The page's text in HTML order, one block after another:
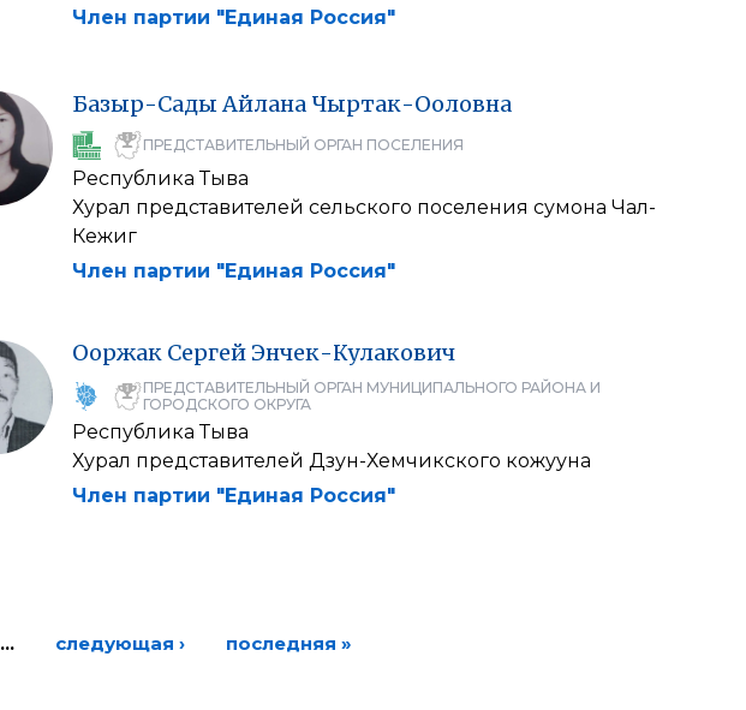
Член партии "Единая Россия"
Базыр-СадыАйлана Чыртак-Ооловна
ПРЕДСТАВИТЕЛЬНЫЙ ОРГАН ПОСЕЛЕНИЯ
Республика Тыва
Хурал представителей сельского поселения сумона Чал-
Кежиг
Член партии "Единая Россия"
Ооржак Сергей Энчек-Кулакович
ПРЕДСТАВИТЕЛЬНЫЙ ОРГАН МУНИЦИПАЛЬНОГО РАЙОНА И
ГОРОДСКОГО ОКРУГА
Республика Тыва
Хурал представителей Дзун-Хемчикского кожууна
Член партии "Единая Россия"
… следующая › последняя »